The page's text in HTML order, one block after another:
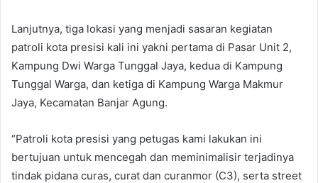
Lanjutnya, tiga lokasi yang menjadi sasaran kegiatan
patroli kota presisi kali ini yakni pertama di Pasar Unit 2,
Kampung Dwi Warga Tunggal Jaya, kedua di Kampung
Tunggal Warga, dan ketiga di Kampung Warga Makmur
Jaya, Kecamatan Banjar Agung.
“Patroli kota presisi yang petugas kami lakukan ini
bertujuan untuk mencegah dan meminimalisir terjadinya
tindak pidana curas, curat dan curanmor (C3), serta street